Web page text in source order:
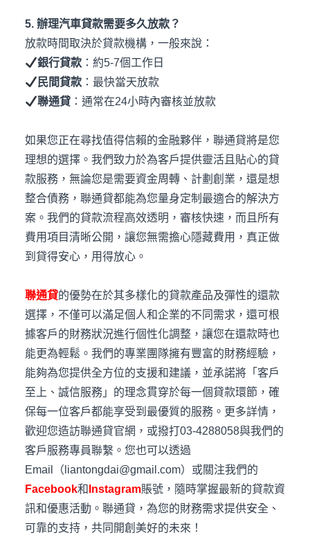
5. 辦理汽車貸款需要多久放款？
放款時間取決於貸款機構，一般來說：
銀行貸款 ：約5-7個工作日
民間貸款 ：最快當天放款
聯通貸 ：通常在24小時內審核並放款
如果您正在尋找值得信賴的金融夥伴，聯通貸將是您
理想的選​​擇。我們致力於為客戶提供靈活且貼心的貸
款服務，無論您是需要資金周轉、計劃創業，還是想
整合債務，聯通貸都能為您量身定制最適合的解決方
案。我們的貸款流程高效透明，審核快速，而且所有
費用項目清晰公開，讓您無需擔心隱藏費用，真正做
到貸得安心，用得放心。
聯通貸的優勢在於其多樣化的貸款產品及彈性的還款
選擇，不僅可以滿足個人和企業的不同需求，還可根
據客戶的財務狀況進行個性化調整，讓您在還款時也
能更為輕鬆。我們的專業團隊擁有豐富的財務經驗，
能夠為您提供全方位的支援和建議，並承諾將「客戶
至上、誠信服務」的理念貫穿於每一個貸款環節，確
保每一位客戶都能享受到最優質的服務。更多詳情，
歡迎您造訪聯通貸官網，或撥打03-4288058與我們的
客戶服務專員聯繫。您也可以透過
Email（liantongdai@gmail.com）或關注我們的
Facebook和 Instagram賬號，隨時掌握最新的貸款資
訊和優惠活動。聯通貸，為您的財務需求提供安全、
可靠的支持，共同開創美好的未來！